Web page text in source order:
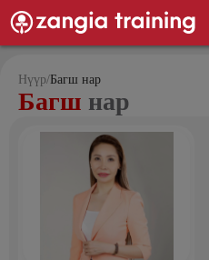
Нүүр/Багш нар
Багш нар